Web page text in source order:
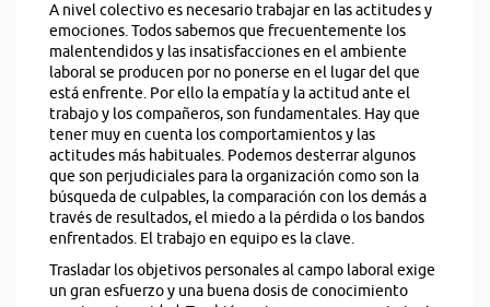
A nivel colectivo es necesario trabajar en las actitudes y
emociones. Todos sabemos que frecuentemente los
malentendidos y las insatisfacciones en el ambiente
laboral se producen por no ponerse en el lugar del que
está enfrente. Por ello la empatía y la actitud ante el
trabajo y los compañeros, son fundamentales. Hay que
tener muy en cuenta los comportamientos y las
actitudes más habituales. Podemos desterrar algunos
que son perjudiciales para la organización como son la
búsqueda de culpables, la comparación con los demás a
través de resultados, el miedo a la pérdida o los bandos
enfrentados. El trabajo en equipo es la clave.
Trasladar los objetivos personales al campo laboral exige
un gran esfuerzo y una buena dosis de conocimiento